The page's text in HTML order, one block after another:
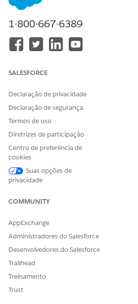
Disponível em: Edições
1-800-667-6389
SALESFORCE
Declaração de privacidade
Declaração de segurança
Termos de uso
Diretrizes de participação
Centro de preferência de
cookies
Suas opções de
privacidade
COMMUNITY
AppExchange
Administradores do Salesforce
Desenvolvedores do Salesforce
Trailhead
Treinamento
Trust